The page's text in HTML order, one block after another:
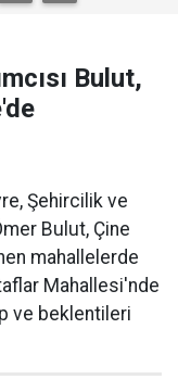
Bulut,
Şehircilik ve
Bulut, Çine
mahallelerde
Mahallesi'nde
ve beklentileri